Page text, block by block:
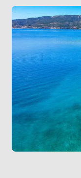
ziyaretçilerine
30 dakika. Sezon